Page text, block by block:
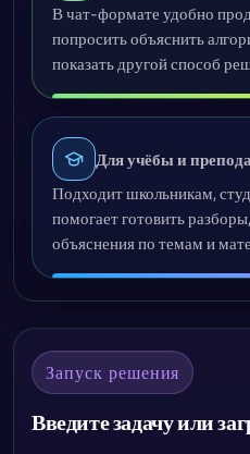
В чат-формате удобно
попросить объяснить
показать другой способ
Для учёбы и
Подходит школьникам,
помогает готовить
объяснения по темам и
Запуск решения
Введите задачу или